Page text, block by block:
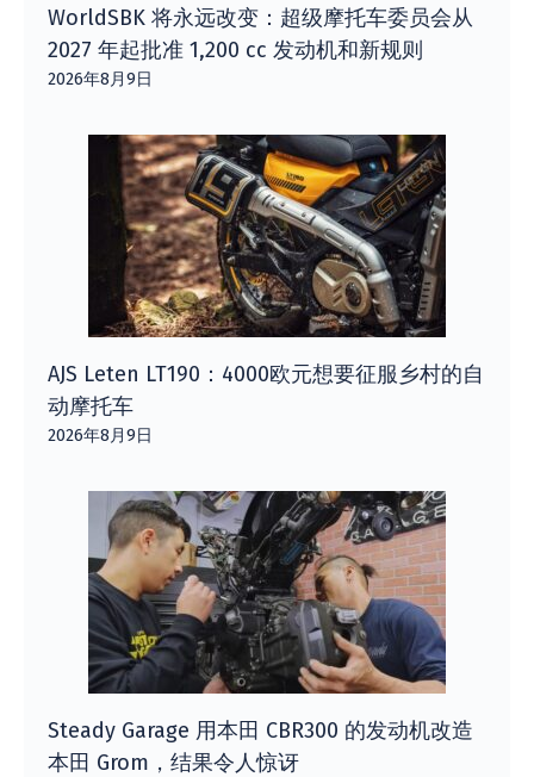
WorldSBK 将永远改变：超级摩托车委员会从
2027 年起批准 1,200 cc 发动机和新规则
2026年8月9日
AJS Leten LT190：4000欧元想要征服乡村的自
动摩托车
2026年8月9日
Steady Garage 用本田 CBR300 的发动机改造
本田 Grom，结果令人惊讶